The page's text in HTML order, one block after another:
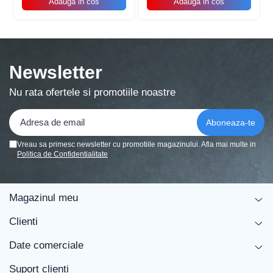
Poate fi umflat cu aer sau heliu.
expunerea directa la soare, aer condiționat, ger sau
alte condiții extreme.
Alege baloanele pentru a transforma orice eveniment într-o
experiența speciala, plina de culoare și eleganța!
Newsletter
Nu rata ofertele si promotiile noastre
Vreau sa primesc newsletter cu promotiile magazinului. Afla mai multe in
Politica de Confidentialitate
Magazinul meu
Clienti
Date comerciale
Suport clienti